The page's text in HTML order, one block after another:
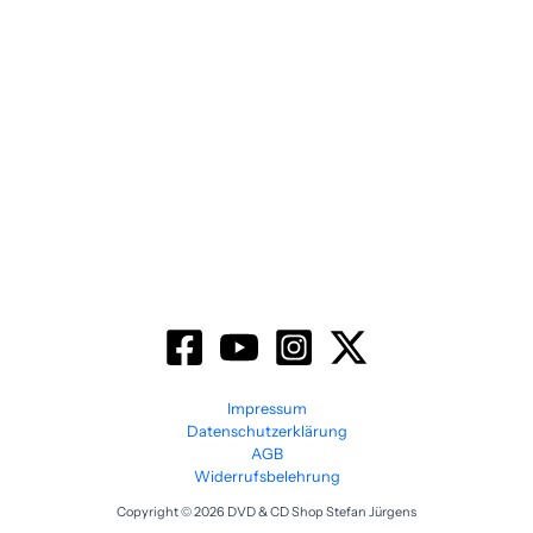
Impressum
Datenschutzerklärung
AGB
Widerrufsbelehrung
Copyright © 2026 DVD & CD Shop Stefan Jürgens